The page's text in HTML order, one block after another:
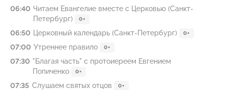
06:40 Читаем Евангелие вместе с Церковью (Санкт-
Петербург)
0+
06:50 Церковный календарь (Санкт-Петербург) 0+
07:00 Утреннее правило 0+
07:30 "Благая часть" с протоиереем Евгением
Попиченко
0+
07:35 Слушаем святых отцов 0+